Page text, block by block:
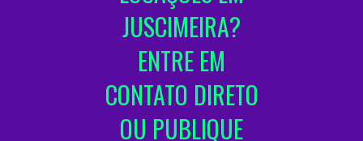
JUSCIMEIRA?
ENTRE EM
CONTATO DIRETO
OU PUBLIQUE